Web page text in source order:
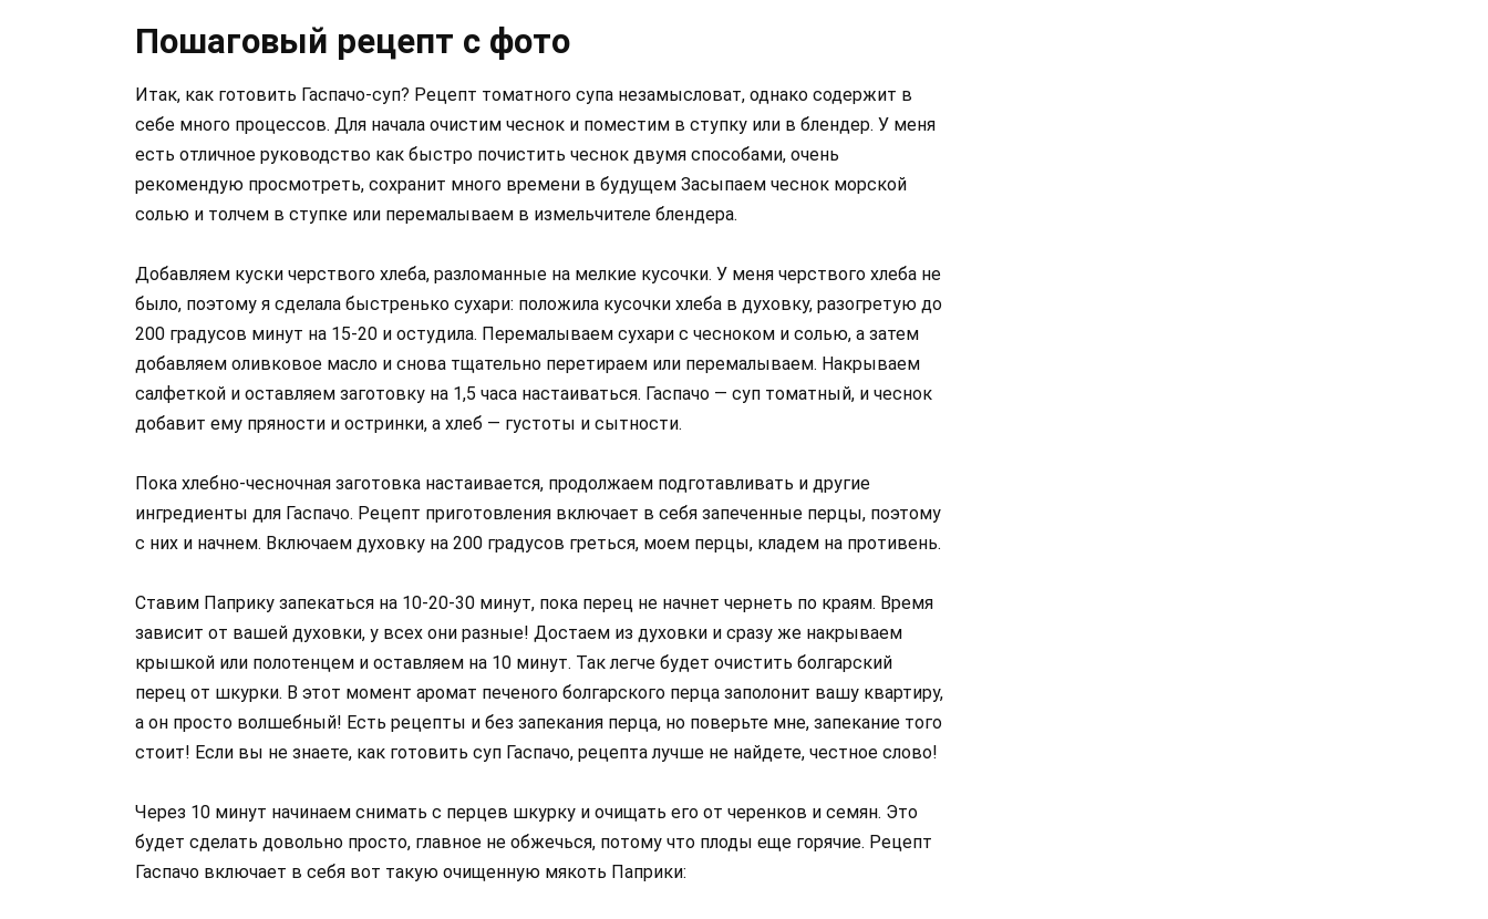
Пошаговый рецепт с фото
Итак, как готовить Гаспачо-суп? Рецепт томатного супа незамысловат, однако содержит в
себе много процессов. Для начала очистим чеснок и поместим в ступку или в блендер. У меня
есть отличное руководство как быстро почистить чеснок двумя способами, очень
рекомендую просмотреть, сохранит много времени в будущем Засыпаем чеснок морской
солью и толчем в ступке или перемалываем в измельчителе блендера.
Добавляем куски черствого хлеба, разломанные на мелкие кусочки. У меня черствого хлеба не
было, поэтому я сделала быстренько сухари: положила кусочки хлеба в духовку, разогретую до
200 градусов минут на 15-20 и остудила. Перемалываем сухари с чесноком и солью, а затем
добавляем оливковое масло и снова тщательно перетираем или перемалываем. Накрываем
салфеткой и оставляем заготовку на 1,5 часа настаиваться. Гаспачо — суп томатный, и чеснок
добавит ему пряности и остринки, а хлеб — густоты и сытности.
Пока хлебно-чесночная заготовка настаивается, продолжаем подготавливать и другие
ингредиенты для Гаспачо. Рецепт приготовления включает в себя запеченные перцы, поэтому
с них и начнем. Включаем духовку на 200 градусов греться, моем перцы, кладем на противень.
Ставим Паприку запекаться на 10-20-30 минут, пока перец не начнет чернеть по краям. Время
зависит от вашей духовки, у всех они разные! Достаем из духовки и сразу же накрываем
крышкой или полотенцем и оставляем на 10 минут. Так легче будет очистить болгарский
перец от шкурки. В этот момент аромат печеного болгарского перца заполонит вашу квартиру,
а он просто волшебный! Есть рецепты и без запекания перца, но поверьте мне, запекание того
стоит! Если вы не знаете, как готовить суп Гаспачо, рецепта лучше не найдете, честное слово!
Через 10 минут начинаем снимать с перцев шкурку и очищать его от черенков и семян. Это
будет сделать довольно просто, главное не обжечься, потому что плоды еще горячие. Рецепт
Гаспачо включает в себя вот такую очищенную мякоть Паприки: